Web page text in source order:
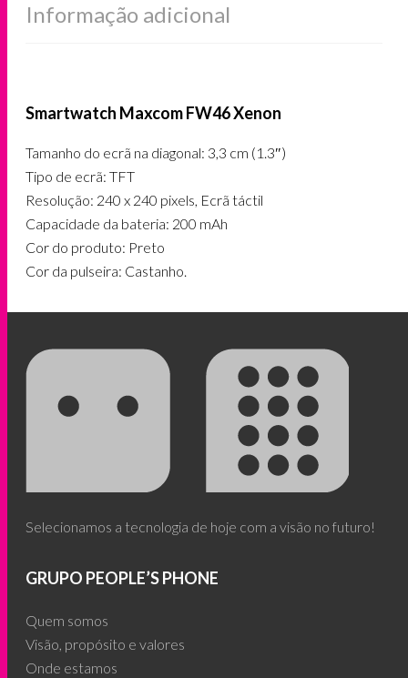
Informação adicional
Smartwatch Maxcom FW46 Xenon
Tamanho do ecrã na diagonal: 3,3 cm (1.3″)
Tipo de ecrã: TFT
Resolução: 240 x 240 pixels, Ecrã táctil
Capacidade da bateria: 200 mAh
Cor do produto: Preto
Cor da pulseira: Castanho.
Selecionamos a tecnologia de hoje com a visão no futuro!
GRUPO PEOPLE’S PHONE
Quem somos
Visão, propósito e valores
Onde estamos